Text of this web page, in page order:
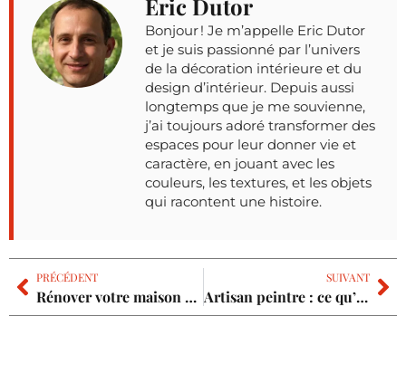
Eric Dutor
Bonjour ! Je m’appelle Eric Dutor
et je suis passionné par l’univers
de la décoration intérieure et du
design d’intérieur. Depuis aussi
longtemps que je me souvienne,
j’ai toujours adoré transformer des
espaces pour leur donner vie et
caractère, en jouant avec les
couleurs, les textures, et les objets
qui racontent une histoire.
PRÉCÉDENT
Rénover votre maison avec les experts en miroiterie de toulouse
SUIVANT
Artisan peintre : ce qu’il faut savoir avant de choisir